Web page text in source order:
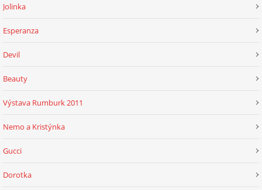
Jolinka
Esperanza
Devil
Beauty
Výstava Rumburk 2011
Nemo a Kristýnka
Gucci
Dorotka